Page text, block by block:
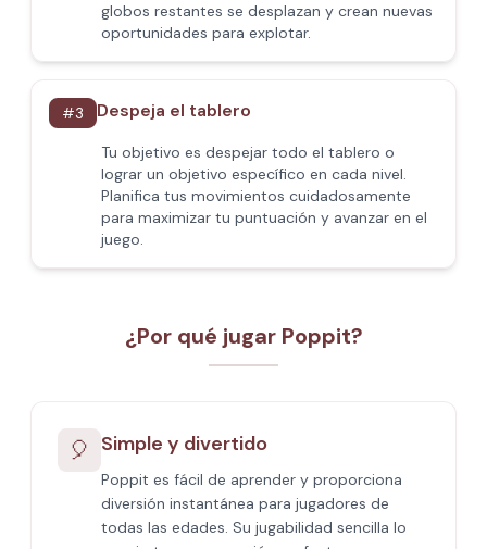
globos restantes se desplazan y crean nuevas
oportunidades para explotar.
#3 Despeja el tablero
Tu objetivo es despejar todo el tablero o
lograr un objetivo específico en cada nivel.
Planifica tus movimientos cuidadosamente
para maximizar tu puntuación y avanzar en el
juego.
¿Por qué jugar Poppit​?
🎈 Simple y divertido
Poppit​ es fácil de aprender y proporciona
diversión instantánea para jugadores de
todas las edades. Su jugabilidad sencilla lo